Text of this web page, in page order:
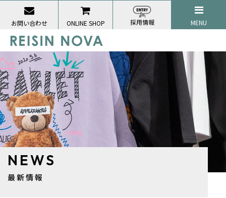
NEWS
最新情報
お問い合わせ ONLINE SHOP 採用情報 MENU